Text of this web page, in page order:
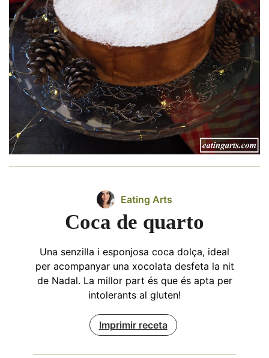
Eating Arts
Coca de quarto
Una senzilla i esponjosa coca dolça, ideal
per acompanyar una xocolata desfeta la nit
de Nadal. La millor part és que és apta per
intolerants al gluten!
Imprimir receta